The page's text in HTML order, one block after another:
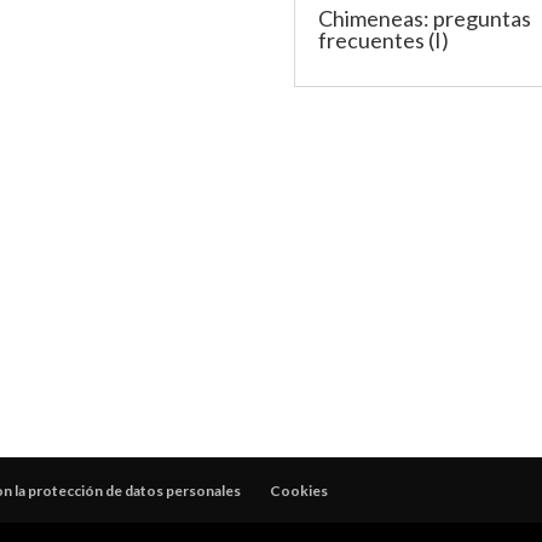
Chimeneas: preguntas
frecuentes (I)
la protección de datos personales Cookies